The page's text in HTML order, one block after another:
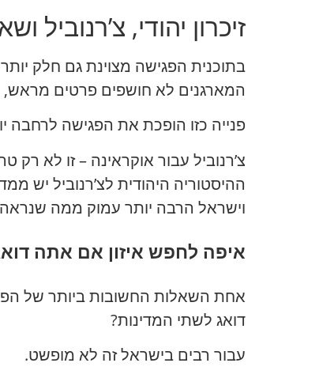
זיכרון יהודי,
בתוכנית הפגישה מצוינת גם חלק
המארגנים לא חושפים פרטים מראש,
פנייה כזו הופכת את הפגישה לרחבה
צ’רנוביל עבור אוקראינה – זו לא רק
ההיסטוריה היהודית לצ’רנוביל
וישראל הרבה יותר עמוק ממה
איפה לחפש איזון אם אתה
אחת השאלות החשובות ביותר של
דואג לשתי המדינות?
עבור רבים בישראל זה לא מופשט.